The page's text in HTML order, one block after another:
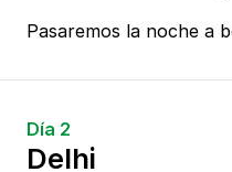
Pasaremos la noche a
Día 2
Delhi